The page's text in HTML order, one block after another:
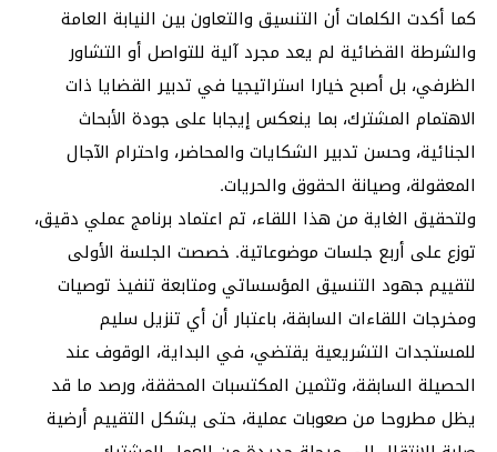
كما أكدت الكلمات أن التنسيق والتعاون بين النيابة العامة
والشرطة القضائية لم يعد مجرد آلية للتواصل أو التشاور
الظرفي، بل أصبح خيارا استراتيجيا في تدبير القضايا ذات
الاهتمام المشترك، بما ينعكس إيجابا على جودة الأبحاث
الجنائية، وحسن تدبير الشكايات والمحاضر، واحترام الآجال
المعقولة، وصيانة الحقوق والحريات.
ولتحقيق الغاية من هذا اللقاء، تم اعتماد برنامج عملي دقيق،
توزع على أربع جلسات موضوعاتية. خصصت الجلسة الأولى
لتقييم جهود التنسيق المؤسساتي ومتابعة تنفيذ توصيات
ومخرجات اللقاءات السابقة، باعتبار أن أي تنزيل سليم
للمستجدات التشريعية يقتضي، في البداية، الوقوف عند
الحصيلة السابقة، وتثمين المكتسبات المحققة، ورصد ما قد
يظل مطروحا من صعوبات عملية، حتى يشكل التقييم أرضية